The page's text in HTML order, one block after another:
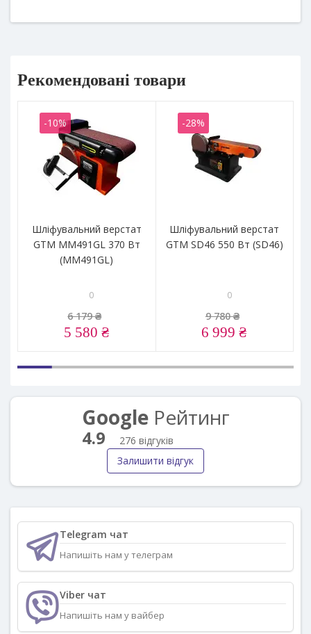
Рекомендовані товари
-10%
Шліфувальний верстат
GTM MM491GL 370 Вт
(MM491GL)
0
6 179 ₴
5 580 ₴
-28%
Шліфувальний верстат
GTM SD46 550 Вт (SD46)
0
9 780 ₴
6 999 ₴
GoogleРейтинг
4.9
276 відгуків
Залишити відгук
Telegram чат
Напишіть нам у телеграм
Viber чат
Напишіть нам у вайбер